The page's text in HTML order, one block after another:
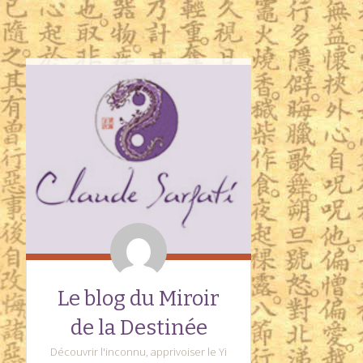
Le blog du Miroir
de la Destinée
Découvrir l'inconnu, apprivoiser le Yi